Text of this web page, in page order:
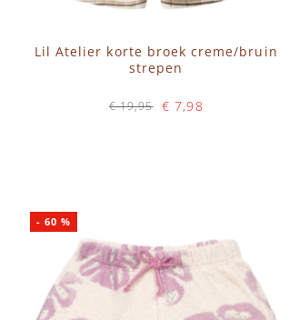
Lil Atelier korte broek creme/bruin
strepen
€ 7,98
€ 19,95
- 60 %